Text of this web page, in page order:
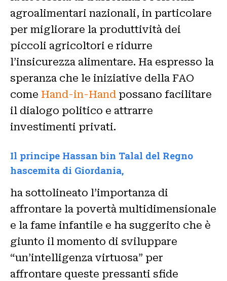
agroalimentari nazionali, in particolare
per migliorare la produttività dei
piccoli agricoltori e ridurre
l’insicurezza alimentare. Ha espresso la
speranza che le iniziative della FAO
come Hand-in-Hand possano facilitare
il dialogo politico e attrarre
investimenti privati.
Il principe Hassan bin Talal del Regno
hascemita di Giordania,
ha sottolineato l’importanza di
affrontare la povertà multidimensionale
e la fame infantile e ha suggerito che è
giunto il momento di sviluppare
“un’intelligenza virtuosa” per
affrontare queste pressanti sfide